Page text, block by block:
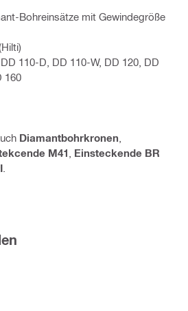
Bohreinsätze mit Gewindegröße
110-D, DD 110-W, DD 120, DD
160
Diamantbohrkronen
M41
Einsteckende BR